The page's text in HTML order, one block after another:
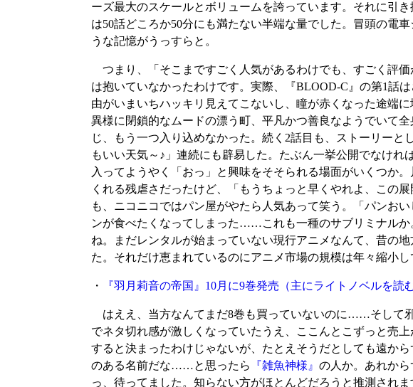
ーズ最大のスケールとボリュームを誇っています。それに引
は50話どころか50分にも満たない半端な量でした。冒頭の電
うな記憶がうっすらと。
つまり、「そこまですごく人気があるわけでも、すごく評
は抱いていなかったわけです。実際、『BLOOD-C』の第1話
由がいまいちハッキリ見えてこないし、瞳が赤くなった途端
異様に閉鎖的なムードの漂う町、平凡かつ善良なようでいて
じ、もう一つ入り込めなかった。続く2話目も、ストーリー
もいい天気～♪」連続にも辟易した。たぶん一挙公開でなけ
入ってようやく「おっ」と興味をそそられる場面がいくつか
くれる残虐さだったけど、「もうちょっと早くやれよ、この
も、ニコニコではパン屋がやたら人気あって笑う。「パンお
ンが食べたくなってしまった……これも一種のサブリミナル
ね。まだレンタルが始まっていない現行アニメなんて、昔の
た。それだけ恵まれているのにアニメ市場の規模は年々縮小
・ 『羽月莉音の帝国』10月に9巻発売 （主にライトノベルを読
はええ、当方なんてまだ8巻も買っていないのに……そして
でネタ切れ感が激しくなっていたうえ、ここんとこずっと売
すると決まったわけじゃないが、たとえそうだとしても遠か
のある名前だな……と思ったら
『雑魚神様』 の人か。あれか
っ、待ってました。知らない方がほとんどだろうと推測されま